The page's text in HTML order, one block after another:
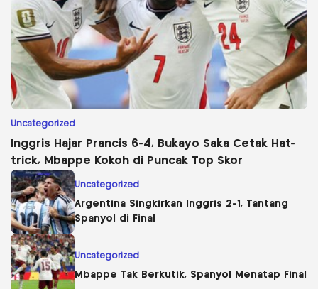
Uncategorized
Inggris Hajar Prancis 6-4, Bukayo Saka Cetak Hat-
trick, Mbappe Kokoh di Puncak Top Skor
Uncategorized
Argentina Singkirkan Inggris 2-1, Tantang
Spanyol di Final
Uncategorized
Mbappe Tak Berkutik, Spanyol Menatap Final